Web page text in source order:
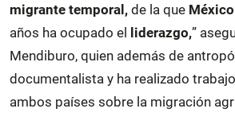
migrante temporal, de la que México
años ha ocupado el liderazgo,”
Mendiburo, quien además de
documentalista y ha realizado
ambos países sobre la migración